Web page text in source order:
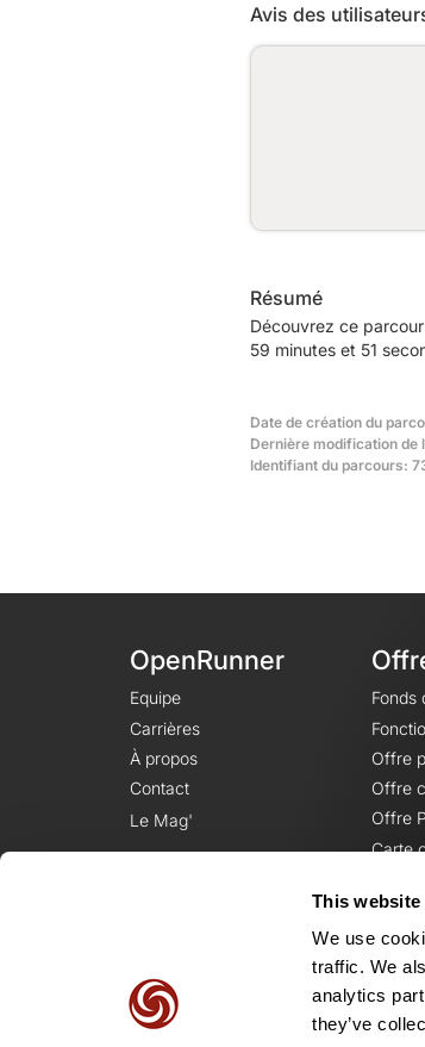
This
We use
traffic. We
analytics
they’ve
Avis des
Résumé
Découvrez ce
59 minutes et 51
Date de création du
Dernière modification de
Identifiant du parcours:
OpenRunner
Equipe
Carrières
À propos
Contact
Le Mag'
Fonds
Offre
Offre
Offre
Carte